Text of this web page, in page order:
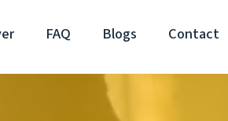
FAQ Blogs Contact